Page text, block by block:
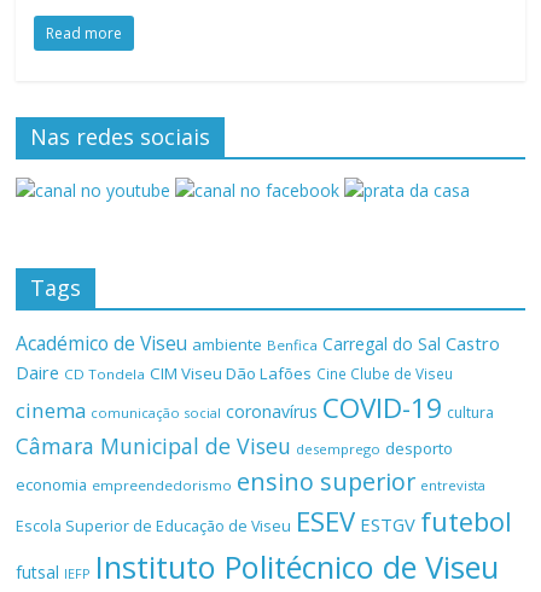
Read more
Nas redes sociais
Tags
Académico de Viseu ambiente Benfica Carregal do Sal Castro
Daire CD Tondela CIM Viseu Dão Lafões Cine Clube de Viseu
cinema comunicação social coronavírus COVID-19 cultura
Câmara Municipal de Viseu desemprego desporto
economia empreendedorismo ensino superior entrevista
Escola Superior de Educação de Viseu ESEV ESTGV futebol
futsal IEFP Instituto Politécnico de Viseu